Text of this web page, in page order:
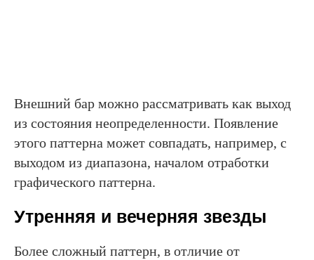
Внешний бар можно рассматривать как выход
из состояния неопределенности. Появление
этого паттерна может совпадать, например, с
выходом из диапазона, началом отработки
графического паттерна.
Утренняя и вечерняя звезды
Более сложный паттерн, в отличие от